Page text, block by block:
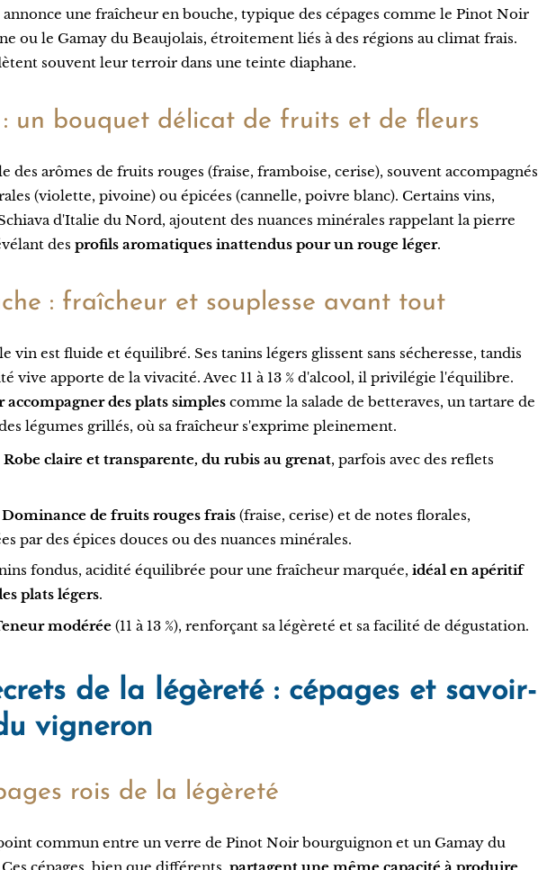
une fraîcheur en bouche, typique des cépages comme le Pinot Noir
ou le Gamay du Beaujolais, étroitement liés à des régions au climat frais.
souvent leur terroir dans une teinte diaphane.
: un bouquet délicat de fruits et de fleurs
des arômes de fruits rouges (fraise, framboise, cerise), souvent accompagnés
(violette, pivoine) ou épicées (cannelle, poivre blanc). Certains vins,
d'Italie du Nord, ajoutent des nuances minérales rappelant la pierre
des profils aromatiques inattendus pour un rouge léger.
: fraîcheur et souplesse avant tout
vin est fluide et équilibré. Ses tanins légers glissent sans sécheresse, tandis
vive apporte de la vivacité. Avec 11 à 13 % d'alcool, il privilégie l'équilibre.
des plats simples comme la salade de betteraves, un tartare de
légumes grillés, où sa fraîcheur s'exprime pleinement.
Robe claire et transparente, du rubis au grenat, parfois avec des reflets
Dominance de fruits rouges frais (fraise, cerise) et de notes florales,
par des épices douces ou des nuances minérales.
fondus, acidité équilibrée pour une fraîcheur marquée, idéal en apéritif
plats légers.
modérée (11 à 13 %), renforçant sa légèreté et sa facilité de dégustation.
de la légèreté : cépages et savoir-
vigneron
rois de la légèreté
commun entre un verre de Pinot Noir bourguignon et un Gamay du